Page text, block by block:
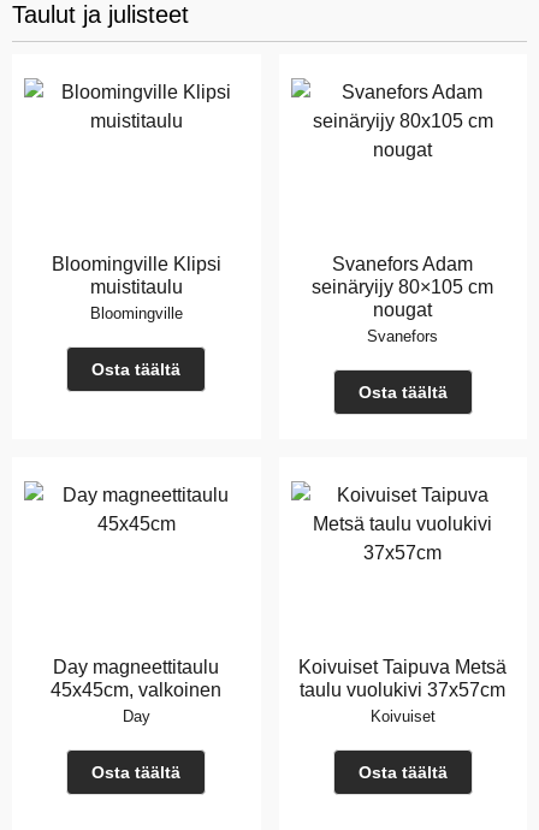
Taulut ja julisteet
Bloomingville Klipsi
muistitaulu
Bloomingville
Osta täältä
Svanefors Adam
seinäryijy 80×105 cm
nougat
Svanefors
Osta täältä
Day magneettitaulu
45x45cm, valkoinen
Day
Osta täältä
Koivuiset Taipuva Metsä
taulu vuolukivi 37x57cm
Koivuiset
Osta täältä